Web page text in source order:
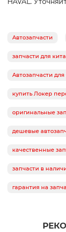
Автозапчасти
запчасти для
Автозапчасти для
купить Локер
оригинальные
дешевые
качественные
запчасти в
гарантия на